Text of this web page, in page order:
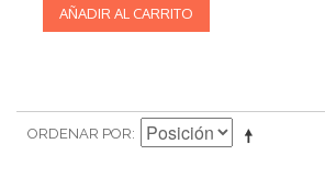
AÑADIR AL CARRITO
ORDENAR POR